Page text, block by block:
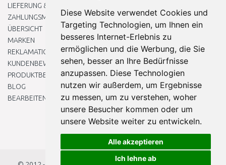
Diese Website verwendet Cookies und
Targeting Technologien, um Ihnen ein
besseres Internet-Erlebnis zu
ermöglichen und die Werbung, die Sie
sehen, besser an Ihre Bedürfnisse
anzupassen. Diese Technologien
nutzen wir außerdem, um Ergebnisse
zu messen, um zu verstehen, woher
unsere Besucher kommen oder um
unsere Website weiter zu entwickeln.
Alle akzeptieren
Ich lehne ab
LIEFERUNG & ZAHLUNG
ZAHLUNGSMETHODEN
ÜBERSICHT
MARKEN
REKLAMATIONEN UND RETOUREN
KUNDENBEWERTUNG
PRODUKTBEWERTUNG
BLOG
BEARBEITEN SIE MEINE COOKIE-EINSTELLUNGEN